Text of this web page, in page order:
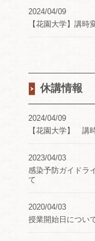
2024/04/09
【花園大学】講時
休講情報
2024/04/09
【花園大学】 講
2023/04/03
感染予防ガイドラ
て
2020/04/03
授業開始日につい